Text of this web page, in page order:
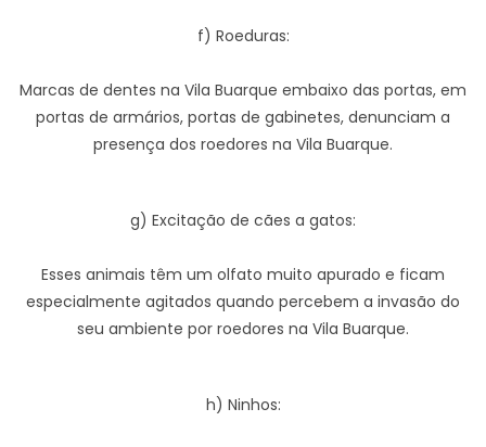
f) Roeduras:
Marcas de dentes na Vila Buarque embaixo das portas, em
portas de armários, portas de gabinetes, denunciam a
presença dos roedores na Vila Buarque.
g) Excitação de cães a gatos:
Esses animais têm um olfato muito apurado e ficam
especialmente agitados quando percebem a invasão do
seu ambiente por roedores na Vila Buarque.
h) Ninhos: